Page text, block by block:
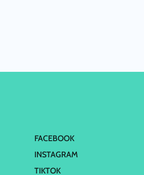
FACEBOOK
INSTAGRAM
TIKTOK